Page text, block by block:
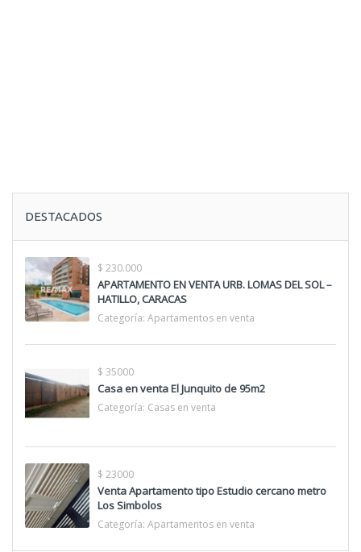
DESTACADOS
$ 230.000
APARTAMENTO EN VENTA URB. LOMAS DEL SOL –
HATILLO, CARACAS
Categoría: Apartamentos en venta
$ 35000
Casa en venta El Junquito de 95m2
Categoría: Casas en venta
$ 23000
Venta Apartamento tipo Estudio cercano metro
Los Simbolos
Categoría: Apartamentos en venta